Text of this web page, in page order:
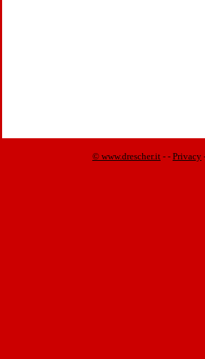
© www.drescher.it - - Privacy